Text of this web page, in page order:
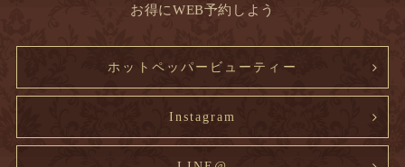
お得にWEB予約しよう
ホットペッパービューティー
Instagram